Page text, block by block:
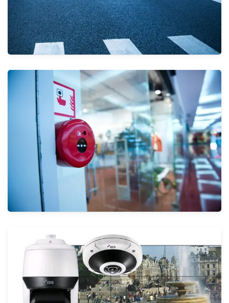
معدات المطارات
حلول الصوت والفيديو KNX